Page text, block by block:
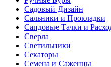
Садовый Дизайн
Сальники и Прокладки
Сапдовые Тачки и
Сверла
Светильники
Секаторы
Семена и Саженцы